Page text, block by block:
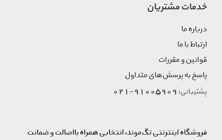
خدمات مشتریان
درباره ما
ارتباط با ما
قوانین و مقررات
پاسخ به پرسش‌های متداول
پشتیبانی:91005909-021
فروشگاه اینترنتی تگ‌موند، انتخابی همراه بااصالت و ضمانت